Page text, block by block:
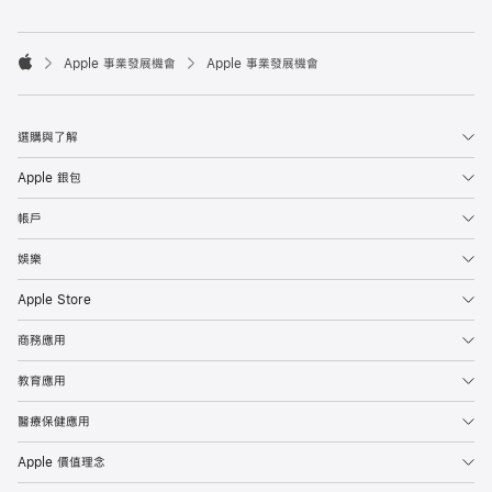

Apple 事業發展機會 Apple 事業發展機會
選購與了解
Apple 銀包
帳戶
娛樂
Apple Store
商務應用
教育應用
醫療保健應用
Apple 價值理念